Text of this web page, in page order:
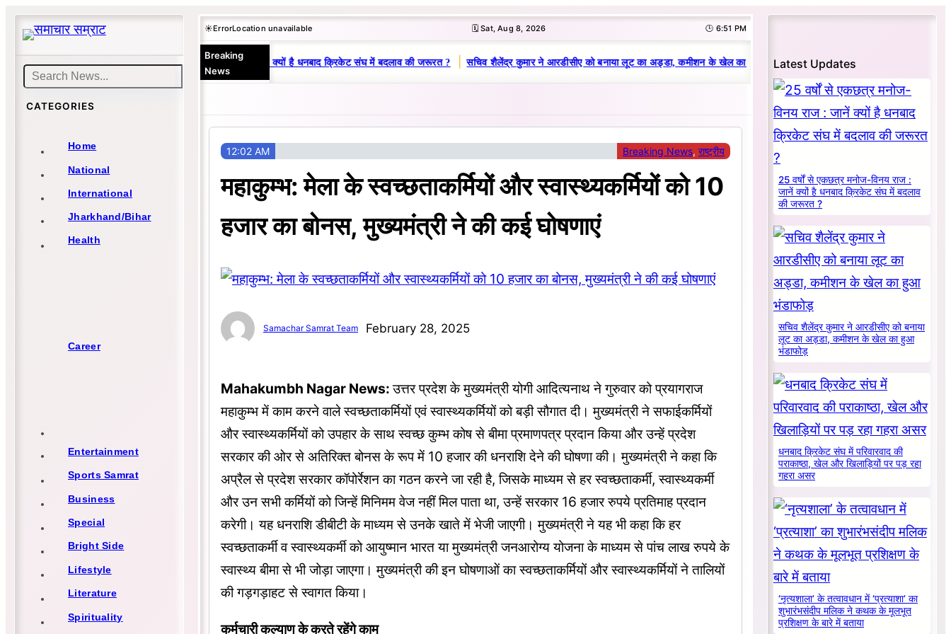
Skip
content
Search
CATEGORIES
Home
National
International
Jharkhand/Bihar
Health
Career
Entertainment
Sports Samrat
Business
Special
Bright Side
Lifestyle
Literature
Spirituality
☀️ErrorLocation unavailable 🗓️ Sat, Aug 8, 2026 🕒 6:51 PM
Breaking
News
25 वर्षों से एकछत्र मनोज-विनय राज : जानें क्यों है धनबाद क्रिकेट संघ में बदलाव की जरूरत ? | सचिव शैलेंद्र कुमार ने आरडीसीए को बनाया लूट का अड्डा, कमीशन के खेल का हुआ भंडाफोड़ | धनबाद क्रिकेट संघ में परिवारवाद की
12:02 AM Breaking News, राष्ट्रीय
महाकुम्भ: मेला के स्वच्छताकर्मियों और स्वास्थ्यकर्मियों को 10
हजार का बोनस, मुख्यमंत्री ने की कई घोषणाएं
Samachar Samrat Team February 28, 2025
Mahakumbh Nagar News:उत्तर प्रदेश के मुख्यमंत्री योगी आदित्यनाथ ने गुरुवार को प्रयागराज
महाकुम्भ में काम करने वाले स्वच्छताकर्मियों एवं स्वास्थ्यकर्मियों को बड़ी सौगात दी। मुख्यमंत्री ने सफाईकर्मियों
और स्वास्थ्यकर्मियों को उपहार के साथ स्वच्छ कुम्भ कोष से बीमा प्रमाणपत्र प्रदान किया और उन्हें प्रदेश
सरकार की ओर से अतिरिक्त बोनस के रूप में 10 हजार की धनराशि देने की घोषणा की। मुख्यमंत्री ने कहा कि
अप्रैल से प्रदेश सरकार कॉपोर्रेशन का गठन करने जा रही है, जिसके माध्यम से हर स्वच्छताकर्मी, स्वास्थ्यकर्मी
और उन सभी कर्मियों को जिन्हें मिनिमम वेज नहीं मिल पाता था, उन्हें सरकार 16 हजार रुपये प्रतिमाह प्रदान
करेगी। यह धनराशि डीबीटी के माध्यम से उनके खाते में भेजी जाएगी। मुख्यमंत्री ने यह भी कहा कि हर
स्वच्छताकर्मी व स्वास्थ्यकर्मी को आयुष्मान भारत या मुख्यमंत्री जनआरोग्य योजना के माध्यम से पांच लाख रुपये के
स्वास्थ्य बीमा से भी जोड़ा जाएगा। मुख्यमंत्री की इन घोषणाओं का स्वच्छताकर्मियों और स्वास्थ्यकर्मियों ने तालियों
की गड़गड़ाहट से स्वागत किया।
कर्मचारी कल्याण के करते रहेंगे काम
Latest Updates
25 वर्षों से एकछत्र मनोज-विनय राज :
जानें क्यों है धनबाद क्रिकेट संघ में बदलाव
की जरूरत ?
सचिव शैलेंद्र कुमार ने आरडीसीए को बनाया
लूट का अड्डा, कमीशन के खेल का हुआ
भंडाफोड़
धनबाद क्रिकेट संघ में परिवारवाद की
पराकाष्ठा, खेल और खिलाड़ियों पर पड़ रहा
गहरा असर
‘नृत्यशाला’ के तत्वावधान में ‘प्रत्याशा’ का
शुभारंभसंदीप मलिक ने कथक के मूलभूत
प्रशिक्षण के बारे में बताया